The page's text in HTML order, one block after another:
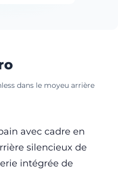
dans le moyeu arrière
avec cadre en
silencieux de
intégrée de